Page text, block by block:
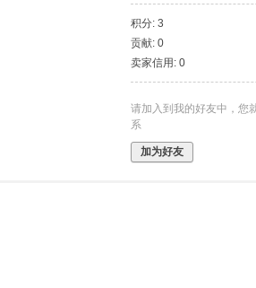
积分: 3
贡献: 0
卖家信用: 0
请加入到我的好友中，您
系
加为好友